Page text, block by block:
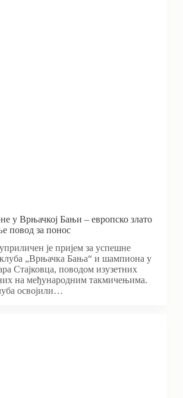
у Врњачкој Бањи – европско злато
повод за понос
је пријем за успешне
клуба „Врњачка Бања“ и шампиона у
Стајковца, поводом изузетних
на међународним такмичењима.
освојили…